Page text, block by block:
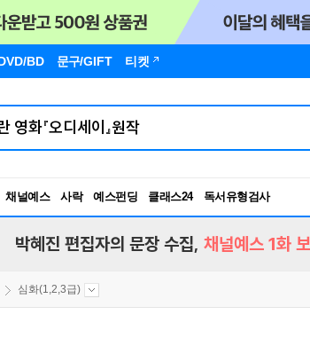
BD 문구/GIFT 티켓
채널예스 사락 예스펀딩 클래스24
독서유형검사
박혜진 편집자의 문장 수집, 채널예스 1화
심화(1,2,3급)